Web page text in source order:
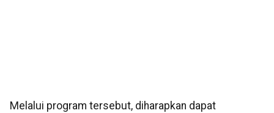
Melalui program tersebut, diharapkan dapat